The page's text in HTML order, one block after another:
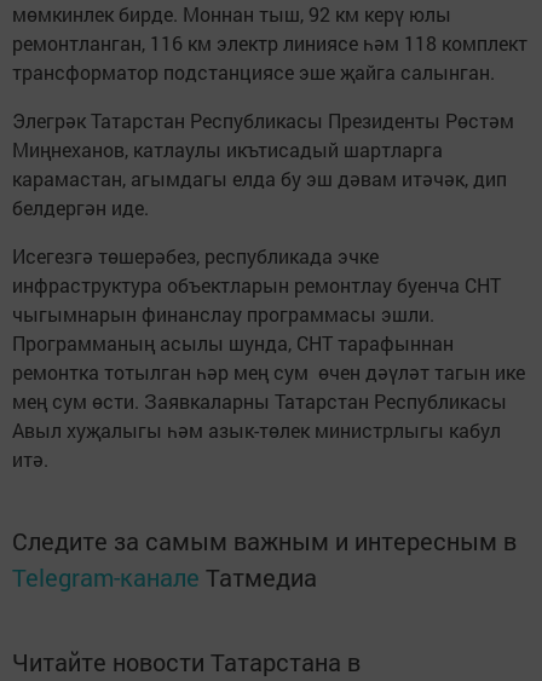
мөмкинлек бирде. Моннан тыш, 92 км керү юлы
ремонтланган, 116 км электр линиясе һәм 118 комплект
трансформатор подстанциясе эше җайга салынган.
Элегрәк Татарстан Республикасы Президенты Рөстәм
Миңнеханов, катлаулы икътисадый шартларга
карамастан, агымдагы елда бу эш дәвам итәчәк, дип
белдергән иде.
Исегезгә төшерәбез, республикада эчке
инфраструктура объектларын ремонтлау буенча СНТ
чыгымнарын финанслау программасы эшли.
Программаның асылы шунда, СНТ тарафыннан
ремонтка тотылган һәр мең сум өчен дәүләт тагын ике
мең сум өсти. Заявкаларны Татарстан Республикасы
Авыл хуҗалыгы һәм азык-төлек министрлыгы кабул
итә.
Следите за самым важным и интересным в
Telegram-канале Татмедиа
Читайте новости Татарстана в